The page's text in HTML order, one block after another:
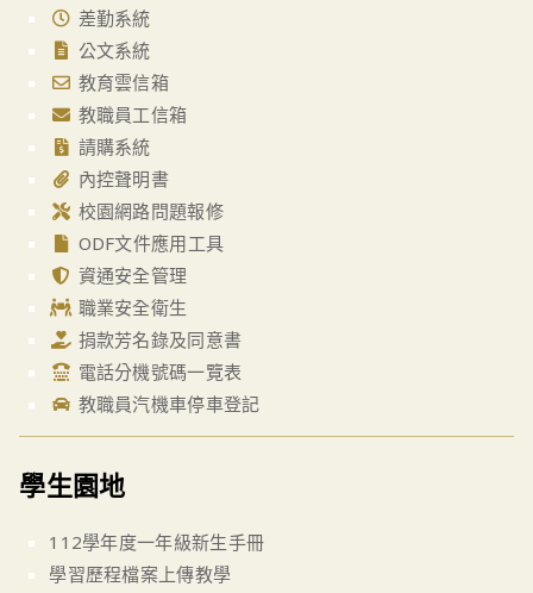
差勤系統
公文系統
教育雲信箱
教職員工信箱
請購系統
內控聲明書
校園網路問題報修
ODF文件應用工具
資通安全管理
職業安全衛生
捐款芳名錄及同意書
電話分機號碼一覽表
教職員汽機車停車登記
學生園地
112學年度一年級新生手冊
學習歷程檔案上傳教學